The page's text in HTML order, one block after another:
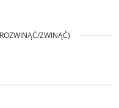
ZWINĄĆ)